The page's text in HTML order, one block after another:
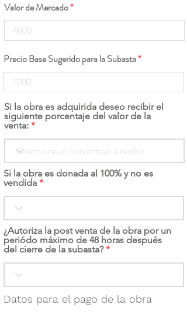
Valor de Mercado
Precio Base Sugerido para la Subasta
Si la obra es adquirida deseo recibir el
siguiente porcentaje del valor de la
venta:
Si la obra es donada al 100% y no es
vendida
¿Autoriza la post venta de la obra por un
periódo máximo de 48 horas después
del cierre de la subasta?
Datos para el pago de la obra